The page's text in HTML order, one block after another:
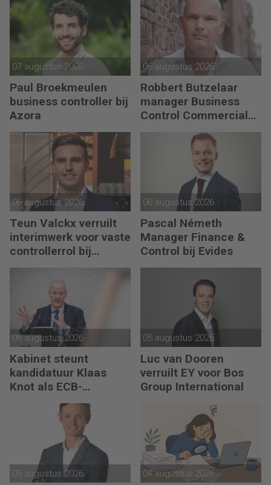
07 augustus 2026
Paul Broekmeulen
business controller bij
Azora
06 augustus 2026
Robbert Butzelaar
manager Business
Control Commercial
bij PLUS Retail
06 augustus 2026
Teun Valckx verruilt
interimwerk voor vaste
controllerrol bij
Synthon
06 augustus 2026
Pascal Németh
Manager Finance &
Control bij Evides
06 augustus 2026
Kabinet steunt
kandidatuur Klaas
Knot als ECB-
05 augustus 2026
Luc van Dooren
verruilt EY voor Bos
Group International
05 augustus 2026 04 augustus 2026